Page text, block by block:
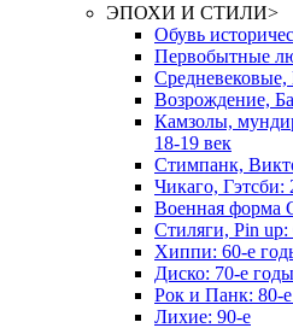
ЭПОХИ И СТИЛИ>
Обувь
Первобытные
Средневековые,
Возрождение,
Камзолы,
18-19 век
Стимпанк,
Чикаго, Гэтсби:
Военная форма
Стиляги, Pin
Хиппи: 60-е
Диско: 70-е годы
Рок и Панк: 80-
Лихие: 90-е